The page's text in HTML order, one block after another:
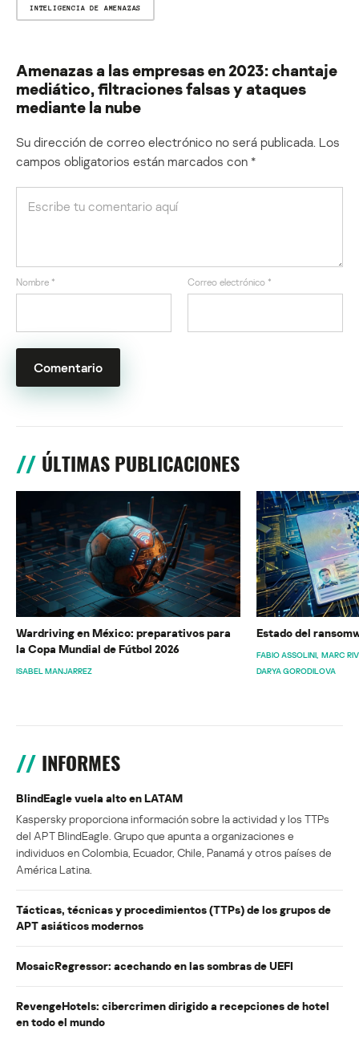
INTELIGENCIA DE AMENAZAS
Amenazas a las empresas en 2023: chantaje
mediático, filtraciones falsas y ataques
mediante la nube
Su dirección de correo electrónico no será publicada. Los
campos obligatorios están marcados con *
Nombre * Correo electrónico *
ÚLTIMAS PUBLICACIONES
Wardriving en México: preparativos para
la Copa Mundial de Fútbol 2026
ISABEL MANJARREZ
Estado del
FABIO ASSOLINI MARC
DARYA GORODILOVA
INFORMES
BlindEagle vuela alto en LATAM
Kaspersky proporciona información sobre la actividad y los TTPs
del APT BlindEagle. Grupo que apunta a organizaciones e
individuos en Colombia, Ecuador, Chile, Panamá y otros países de
América Latina.
Tácticas, técnicas y procedimientos (TTPs) de los grupos de
APT asiáticos modernos
MosaicRegressor: acechando en las sombras de UEFI
RevengeHotels: cibercrimen dirigido a recepciones de hotel
en todo el mundo